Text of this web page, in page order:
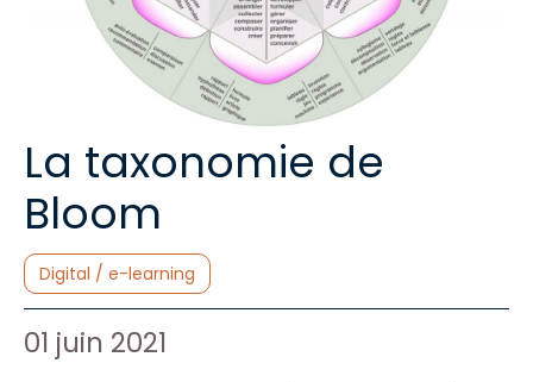
La taxonomie de
Bloom
Catégories :
Digital / e-learning
Auteur de l'article :
Date de publication :
01 juin 2021